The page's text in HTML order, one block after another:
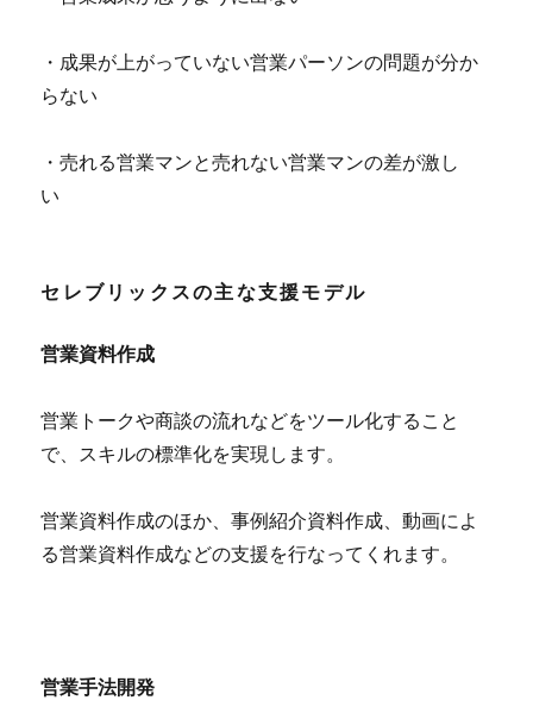
・成果が上がっていない営業パーソンの問題が分か
らない
・売れる営業マンと売れない営業マンの差が激し
い
セレブリックスの主な支援モデル
営業資料作成
営業トークや商談の流れなどをツール化すること
で、スキルの標準化を実現します。
営業資料作成のほか、事例紹介資料作成、動画によ
る営業資料作成などの支援を行なってくれます。
営業手法開発